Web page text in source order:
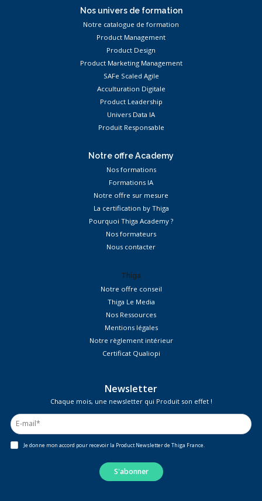
Nos univers de formation
Notre catalogue de formation
Product Management
Product Design
Product Marketing Management
SAFe Scaled Agile
Acculturation Digitale
Product Leadership
Univers Data IA
Produit Responsable
Notre offre Academy
Nos formations
Formations IA
Notre offre sur mesure
La certification by Thiga
Pourquoi Thiga Academy ?
Nos formateurs
Nous contacter
Thiga
Notre offre conseil
Thiga Le Media
Nos Ressources
Mentions légales
Notre règlement intérieur
Certificat Qualiopi
Newsletter
Chaque mois, une newsletter qui Produit son effet !
Je donne mon accord pour recevoir la Product Newsletter de Thiga France.